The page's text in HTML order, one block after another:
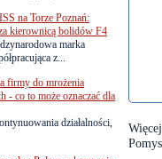
na Torze Poznań:
kierownicą bolidów F4
marka
z...
firmy do mrożenia
- co to może oznaczać dla
działalności,